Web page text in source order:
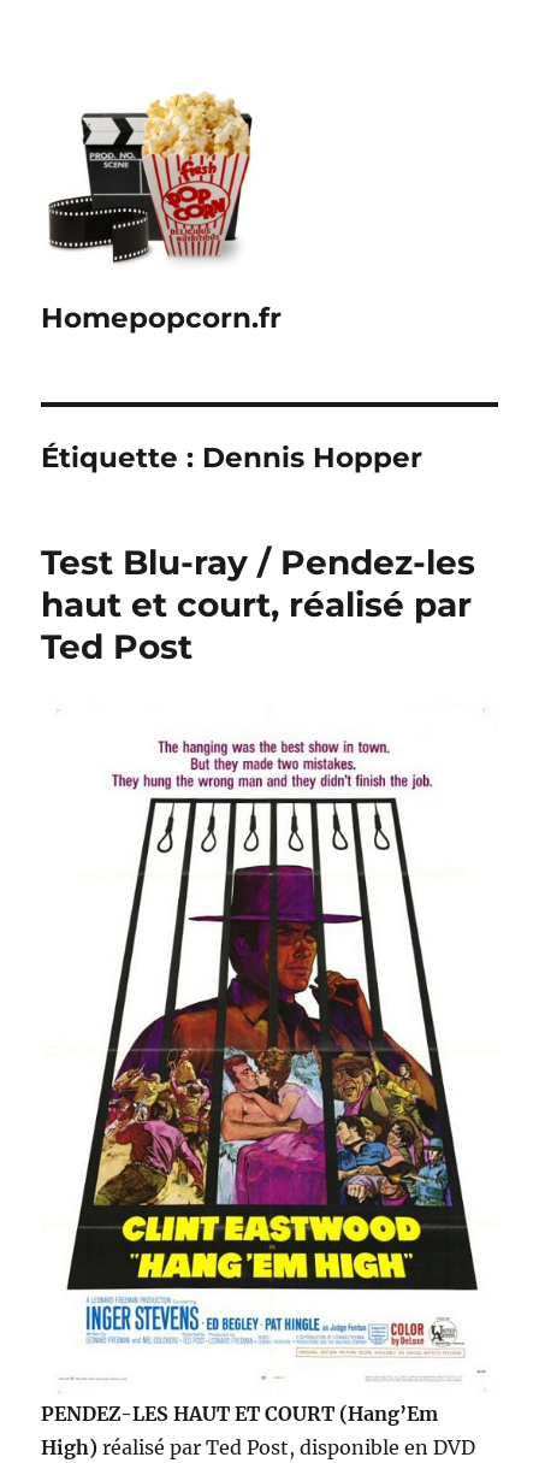
Homepopcorn.fr
Étiquette : Dennis Hopper
Test Blu-ray / Pendez-les
haut et court, réalisé par
Ted Post
PENDEZ-LES HAUT ET COURT (Hang’Em
High)réalisé par Ted Post, disponible en DVD